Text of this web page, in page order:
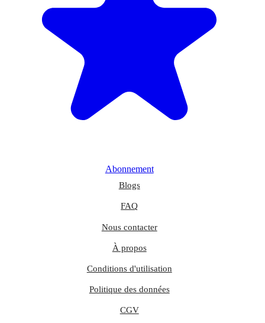
Abonnement
Blogs
FAQ
Nous contacter
À propos
Conditions d'utilisation
Politique des données
CGV